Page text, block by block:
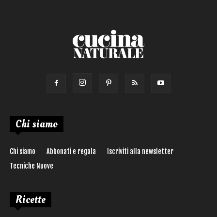
Chi siamo
Chi siamo Abbonati e regala
Iscriviti alla newsletter
Tecniche Nuove
Ricette